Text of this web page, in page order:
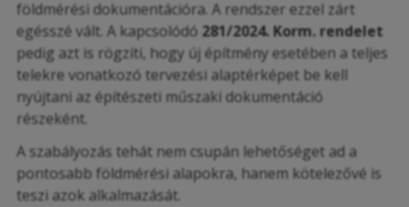
földmérési dokumentációra. A rendszer ezzel zárt
egésszé vált. A kapcsolódó 281/2024. Korm. rendelet
pedig azt is rögzíti, hogy új építmény esetében a teljes
telekre vonatkozó tervezési alaptérképet be kell
nyújtani az építészeti műszaki dokumentáció
részeként.
A szabályozás tehát nem csupán lehetőséget ad a
pontosabb földmérési alapokra, hanem kötelezővé is
teszi azok alkalmazását.